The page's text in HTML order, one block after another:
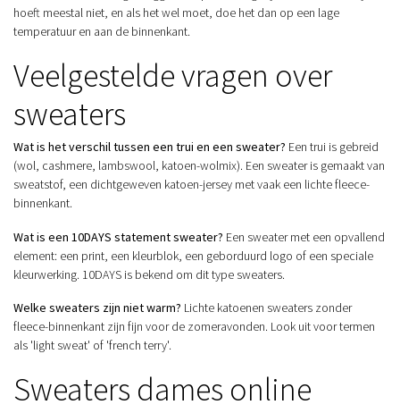
hoeft meestal niet, en als het wel moet, doe het dan op een lage
temperatuur en aan de binnenkant.
Veelgestelde vragen over
sweaters
Wat is het verschil tussen een trui en een sweater? Een trui is gebreid
(wol, cashmere, lambswool, katoen-wolmix). Een sweater is gemaakt van
sweatstof, een dichtgeweven katoen-jersey met vaak een lichte fleece-
binnenkant.
Wat is een 10DAYS statement sweater? Een sweater met een opvallend
element: een print, een kleurblok, een geborduurd logo of een speciale
kleurwerking. 10DAYS is bekend om dit type sweaters.
Welke sweaters zijn niet warm? Lichte katoenen sweaters zonder
fleece-binnenkant zijn fijn voor de zomeravonden. Look uit voor termen
als 'light sweat' of 'french terry'.
Sweaters dames online